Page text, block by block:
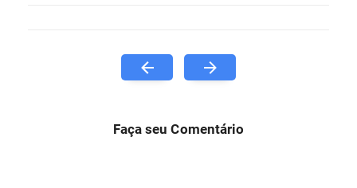
Faça seu Comentário